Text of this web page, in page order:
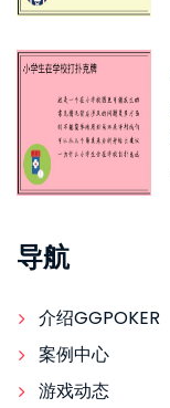
导航
介绍GGPOKER
案例中心
游戏动态